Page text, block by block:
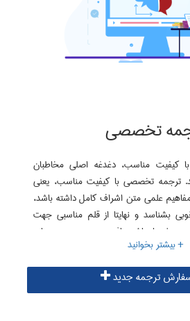
تخصصی
کیفیت مناسب، دغدغه اصلی مخاطبان
ترجمه تخصصی با کیفیت مناسب، یعنی
علمی متن اشراف کامل داشته باشد،
بشناسد و نهایتا از قلم مناسبی جهت
باشد. یافتن چنین مترجمی ساده
تخصصی البرز با ایجاد گروه های تخصصی
انجام ترجمه ای تخصصی و مفهومی را
البرز، ترجمه متون تخصصی هر رشته
به انجام می رسد.
ترجمه جدید